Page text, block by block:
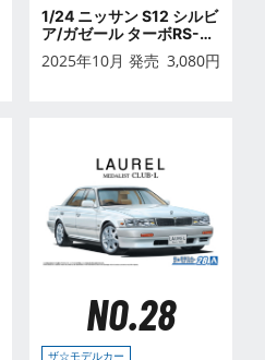
1/24 ニッサン S12 シルビ
ア/ガゼール ターボRS-X
2025年10月 発売 3,080円
NO.28
ザ☆モデルカー